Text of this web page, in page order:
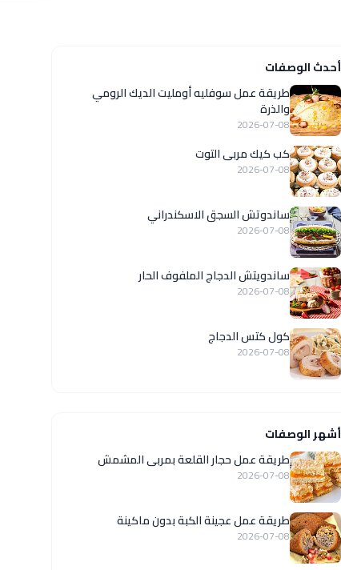
أحدث الوصفات
طريقة عمل سوفليه أومليت الديك الرومي
والذرة
2026-07-08
كب كيك مربى التوت
2026-07-08
ساندوتش السجق الاسكندراني
2026-07-08
ساندويتش الدجاج الملفوف الحار
2026-07-08
كول كتس الدجاج
2026-07-08
أشهر الوصفات
طريقة عمل حجار القلعة بمربى المشمش
2026-07-08
طريقة عمل عجينة الكبة بدون ماكينة
2026-07-08